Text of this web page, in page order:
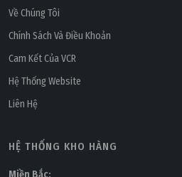
ACMV là gì? Phân biệt giữa
Về Chúng Tôi
Chính Sách Và Điều Khoản
Cam Kết Của VCR
Hệ Thống Website
Liên Hệ
HỆ THỐNG KHO HÀNG
Miền Bắc: